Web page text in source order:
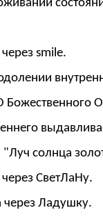
smile.
Божественного
солнца
СветЛаНу.
через Ладушку.